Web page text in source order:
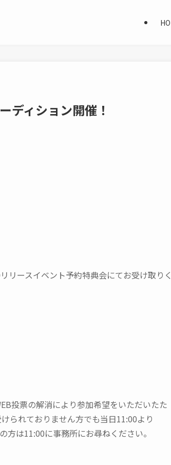
ィション開催！
リースイベント予約特典会にてお受け取り
投票の解消により参加希望をいただいたた
られておりません方でも当日11:00より
は11:00に事務所にお尋ねください。